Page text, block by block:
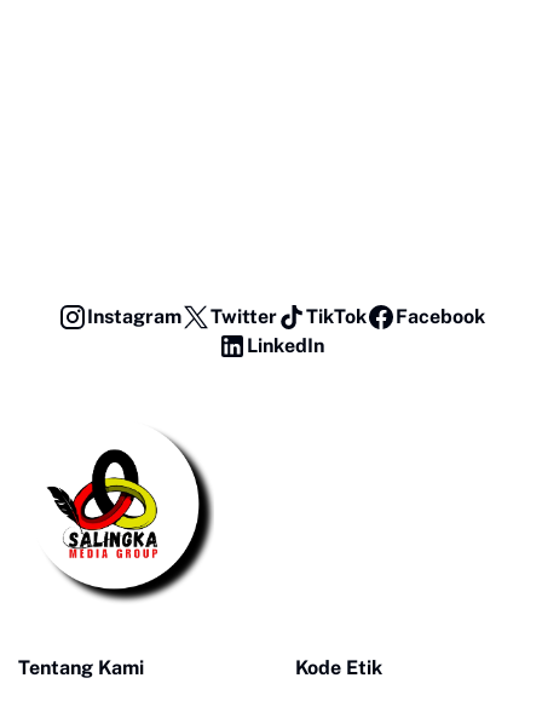
Instagram Twitter TikTok
Facebook
LinkedIn
Tentang Kami Kode Etik